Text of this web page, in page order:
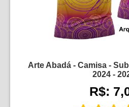
Arte Abadá - Camisa -
2024 -
R$: